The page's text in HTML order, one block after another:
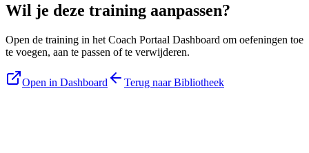
Wil je deze training aanpassen?
Open de training in het Coach Portaal Dashboard om oefeningen toe
te voegen, aan te passen of te verwijderen.
Open in Dashboard Terug naar Bibliotheek